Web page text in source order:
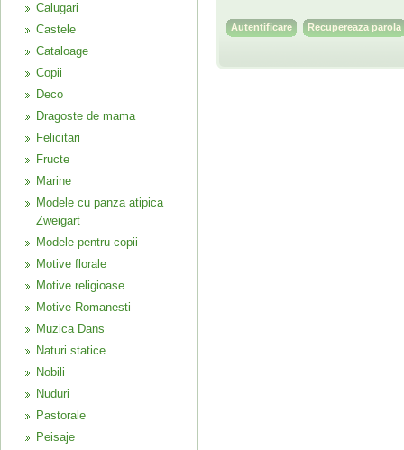
Calugari
Castele
Cataloage
Copii
Deco
Dragoste de mama
Felicitari
Fructe
Marine
Modele cu panza atipica
Zweigart
Modele pentru copii
Motive florale
Motive religioase
Motive Romanesti
Muzica Dans
Naturi statice
Nobili
Nuduri
Pastorale
Peisaje
Recupereaza parola